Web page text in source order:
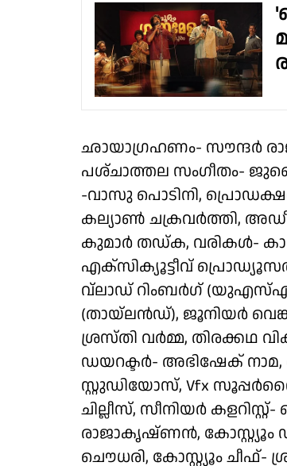
ഛായാഗ്രഹണം- സൗന്ദർ
പശ്‌ചാത്തല സംഗീതം-
-വാസു പൊടിനി,
കല്യാൺ ചക്രവർത്തി,
കുമാർ തഡ്ക, വരികൾ-
എക്സിക്യൂട്ടീവ്
വ്ലാഡ് റിംബർഗ്
(തായ്ലൻഡ്), ജൂനിയർ
ശ്രസ്തി വർമ്മ,
ഡയറക്ടർ- അഭിഷേക്
സ്റ്റുഡിയോസ്, Vfx
ചില്ലീസ്, സീനിയർ
രാജാകൃഷ്ണൻ, കോസ്റ്റ്യൂം
ചൌധരി, കോസ്റ്റ്യൂം ചീഫ്-